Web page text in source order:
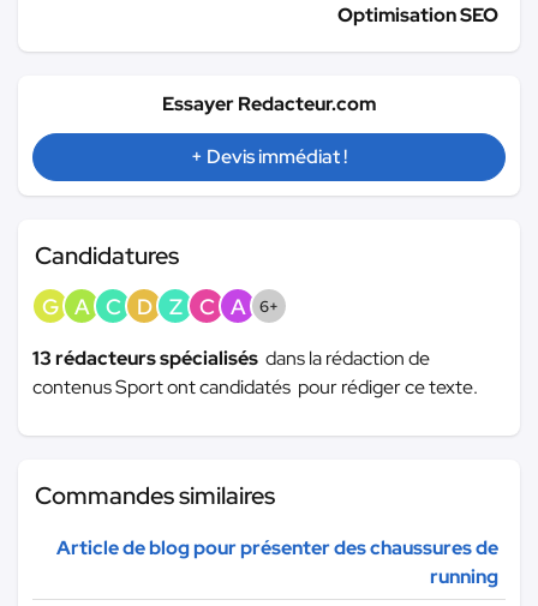
Optimisation SEO
Essayer Redacteur.com
+ Devis immédiat !
Candidatures
G A C D Z C A 6+
13 rédacteurs spécialisés dans la rédaction de
contenus Sport ont candidatés pour rédiger ce texte.
Commandes similaires
Article de blog pour présenter des chaussures de
running